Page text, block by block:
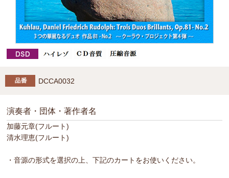
DCCA0032
演奏者・団体・著作者名
加藤元章(フルート)
清水理恵(フルート)
・音源の形式を選択の上、下記のカートをお使いください。